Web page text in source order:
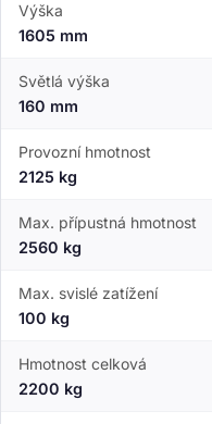
Výška
1605 mm
Světlá výška
160 mm
Provozní hmotnost
2125 kg
Max. přípustná hmotnost
2560 kg
Max. svislé zatížení
100 kg
Hmotnost celková
2200 kg